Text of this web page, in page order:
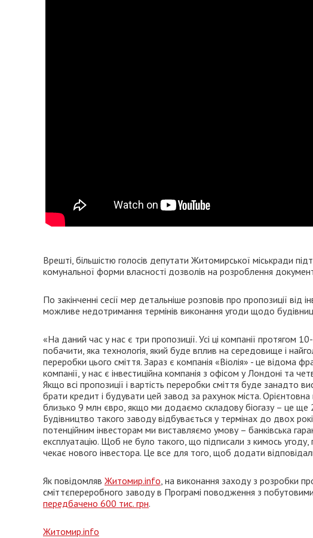
Врешті, більшістю голосів депутати Житомирської міськради
комунальної форми власності дозволів на розроблення
По закінченні сесії мер детальніше розповів про пропозиції від
можливе недотримання термінів виконання угоди щодо
«На даний час у нас є три пропозиції. Усі ці компанії протягом
побачити, яка технологія, який буде вплив на середовище і
переробки цього сміття. Зараз є компанія «Віолія» - це відома
компанії, у нас є інвестиційна компанія з офісом у Лондоні та
Якщо всі пропозиції і вартість переробки сміття буде
брати кредит і будувати цей завод за рахунок міста.
близько 9 млн євро, якщо ми додаємо складову біогазу – це
Будівництво такого заводу відбувається у термінах до двох
потенційним інвесторам ми виставляємо умову – банківська
експлуатацію. Щоб не було такого, що підписали з кимось угоду,
чекає нового інвестора. Це все для того, щоб додати
Як повідомляв Житомир.info, на виконання заходу з розробки
сміттєпереробного заводу в Програмі поводження з
передбачено 600 тис. грн.
Житомир.info